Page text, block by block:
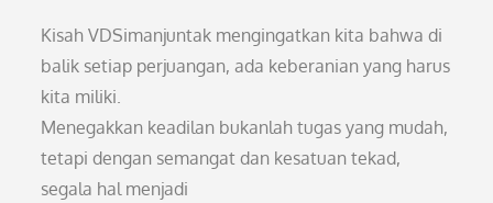
Kisah VDSimanjuntak mengingatkan kita bahwa di
balik setiap perjuangan, ada keberanian yang harus
kita miliki.
Menegakkan keadilan bukanlah tugas yang mudah,
tetapi dengan semangat dan kesatuan tekad,
segala hal menjadi